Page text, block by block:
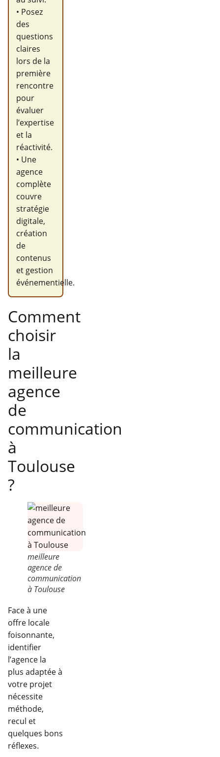
• Posez
des
questions
claires
lors de la
première
rencontre
pour
évaluer
l’expertise
et la
réactivité.
• Une
agence
complète
couvre
stratégie
digitale,
création
de
contenus
et gestion
événementielle.
Comment
choisir
la
meilleure
agence
de
communication
à
Toulouse
?
meilleure
agence de
communication
à Toulouse
Face à une
offre locale
foisonnante,
identifier
l’agence la
plus adaptée à
votre projet
nécessite
méthode,
recul et
quelques bons
réflexes.